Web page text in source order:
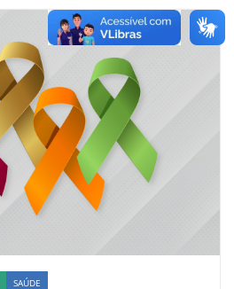
SAÚDE